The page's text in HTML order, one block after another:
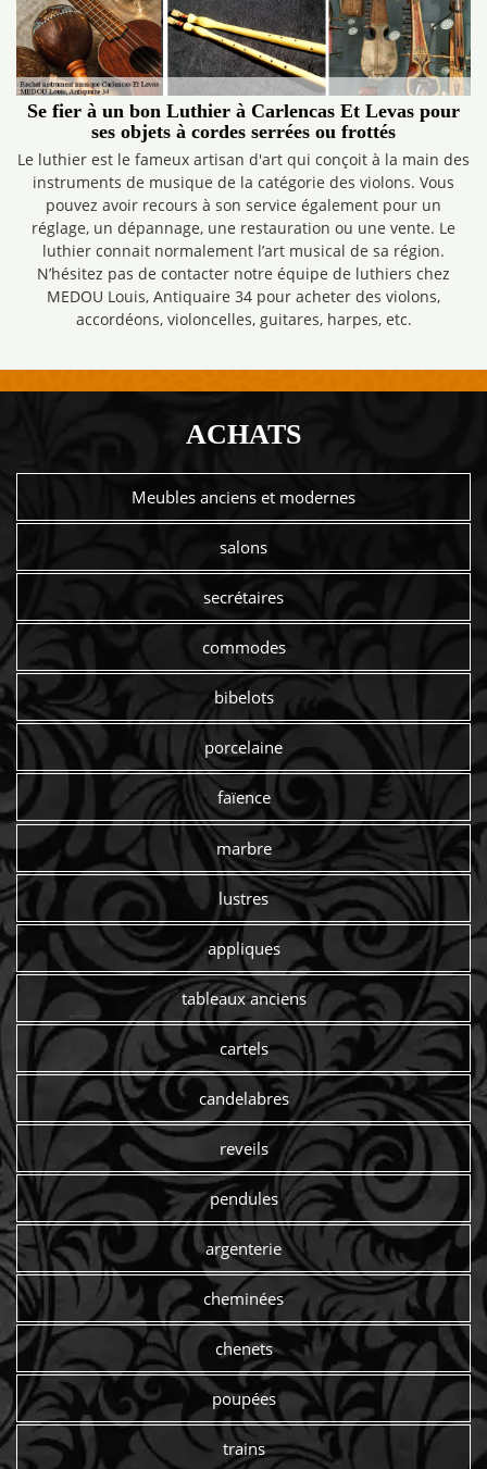
Se fier à un bon Luthier à Carlencas Et Levas pour
ses objets à cordes serrées ou frottés
Le luthier est le fameux artisan d'art qui conçoit à la main des
instruments de musique de la catégorie des violons. Vous
pouvez avoir recours à son service également pour un
réglage, un dépannage, une restauration ou une vente. Le
luthier connait normalement l’art musical de sa région.
N’hésitez pas de contacter notre équipe de luthiers chez
MEDOU Louis, Antiquaire 34 pour acheter des violons,
accordéons, violoncelles, guitares, harpes, etc.
ACHATS
Meubles anciens et modernes
salons
secrétaires
commodes
bibelots
porcelaine
faïence
marbre
lustres
appliques
tableaux anciens
cartels
candelabres
reveils
pendules
argenterie
cheminées
chenets
poupées
trains